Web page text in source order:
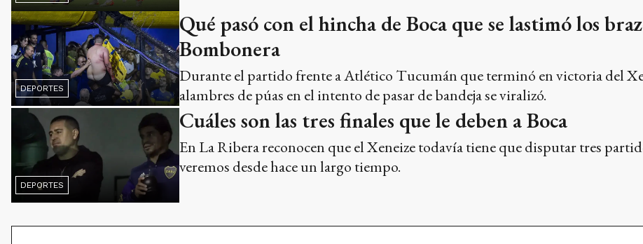
DEPORTES
Qué pasó con el hincha de Boca que se lastimó los
Bombonera
Durante el partido frente a Atlético Tucumán que terminó en victoria del
alambres de púas en el intento de pasar de bandeja se viralizó.
DEPORTES
Cuáles son las tres finales que le deben a Boca
En La Ribera reconocen que el Xeneize todavía tiene que disputar tres
veremos desde hace un largo tiempo.